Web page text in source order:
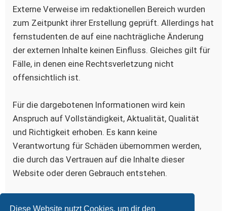
Diese Website nutzt Cookies, um dir den
Externe Verweise im redaktionellen Bereich wurden
zum Zeitpunkt ihrer Erstellung geprüft. Allerdings hat
fernstudenten.de auf eine nachträgliche Änderung
der externen Inhalte keinen Einfluss. Gleiches gilt für
Fälle, in denen eine Rechtsverletzung nicht
offensichtlich ist.
Für die dargebotenen Informationen wird kein
Anspruch auf Vollständigkeit, Aktualität, Qualität
und Richtigkeit erhoben. Es kann keine
Verantwortung für Schäden übernommen werden,
die durch das Vertrauen auf die Inhalte dieser
Website oder deren Gebrauch entstehen.